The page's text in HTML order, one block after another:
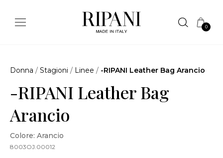
0
Donna / Stagioni / Linee / -RIPANI Leather Bag Arancio
-RIPANI Leather Bag
Arancio
Colore: Arancio
8003OJ.00012